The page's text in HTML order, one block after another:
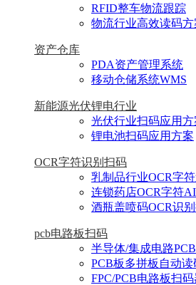
RFID整车物流跟踪
物流行业高效读码方
资产仓库
PDA资产管理系统
移动仓储系统WMS
新能源光伏锂电行业
光伏行业扫码应用方
锂电池扫码应用方案
OCR字符识别扫码
乳制品行业OCR字
连锁药店OCR字符
酒瓶盖喷码OCR识
pcb电路板扫码
半导体/集成电路
PCB板多拼板自动读
FPC/PCB电路板扫